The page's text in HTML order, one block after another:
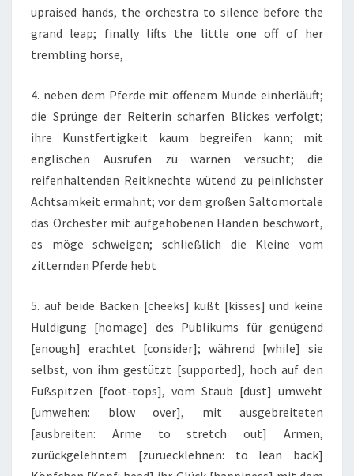
upraised hands, the orchestra to silence before the
grand leap; finally lifts the little one off of her
trembling horse,
4. neben dem Pferde mit offenem Munde einherläuft;
die Sprünge der Reiterin scharfen Blickes verfolgt;
ihre Kunstfertigkeit kaum begreifen kann; mit
englischen Ausrufen zu warnen versucht; die
reifenhaltenden Reitknechte wütend zu peinlichster
Achtsamkeit ermahnt; vor dem großen Saltomortale
das Orchester mit aufgehobenen Händen beschwört,
es möge schweigen; schließlich die Kleine vom
zitternden Pferde hebt
5. auf beide Backen [cheeks] küßt [kisses] und keine
Huldigung [homage] des Publikums für genügend
[enough] erachtet [consider]; während [while] sie
selbst, von ihm gestützt [supported], hoch auf den
Fußspitzen [foot-tops], vom Staub [dust] umweht
[umwehen: blow over], mit ausgebreiteten
[ausbreiten: Arme to stretch out] Armen,
zurückgelehntem [zuruecklehnen: to lean back]